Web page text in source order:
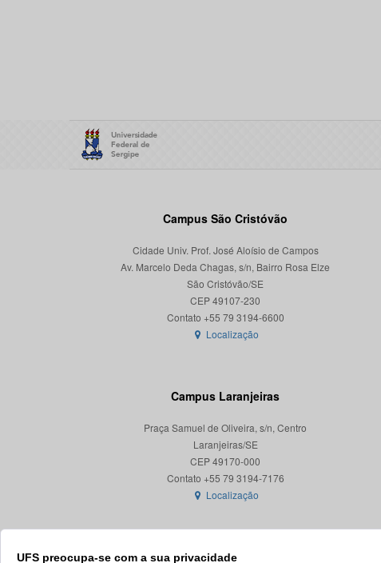
UFS preocupa-se com a sua privacidade
Campus São Cristóvão
Cidade Univ. Prof. José Aloísio de Campos
Av. Marcelo Deda Chagas, s/n, Bairro Rosa Elze
São Cristóvão/SE
CEP 49107-230
Localização
Campus Laranjeiras
Praça Samuel de Oliveira, s/n, Centro
Laranjeiras/SE
CEP 49170-000
Localização